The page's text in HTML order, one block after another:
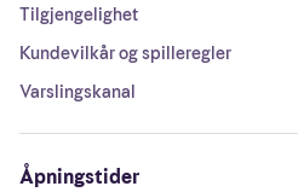
Tilgjengelighet
Kundevilkår og spilleregler
Varslingskanal
Åpningstider